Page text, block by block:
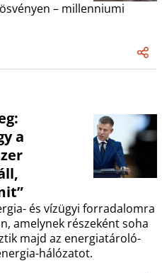
– millenniumi
a
és vízügyi forradalomra
amelynek részeként soha
majd az energiatároló-
hálózatot.